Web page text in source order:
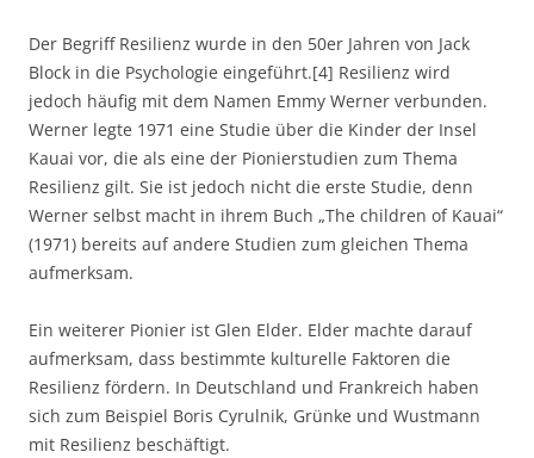
Der Begriff Resilienz wurde in den 50er Jahren von Jack
Block in die Psychologie eingeführt.[4] Resilienz wird
jedoch häufig mit dem Namen Emmy Werner verbunden.
Werner legte 1971 eine Studie über die Kinder der Insel
Kauai vor, die als eine der Pionierstudien zum Thema
Resilienz gilt. Sie ist jedoch nicht die erste Studie, denn
Werner selbst macht in ihrem Buch „The children of Kauai“
(1971) bereits auf andere Studien zum gleichen Thema
aufmerksam.
Ein weiterer Pionier ist Glen Elder. Elder machte darauf
aufmerksam, dass bestimmte kulturelle Faktoren die
Resilienz fördern. In Deutschland und Frankreich haben
sich zum Beispiel Boris Cyrulnik, Grünke und Wustmann
mit Resilienz beschäftigt.